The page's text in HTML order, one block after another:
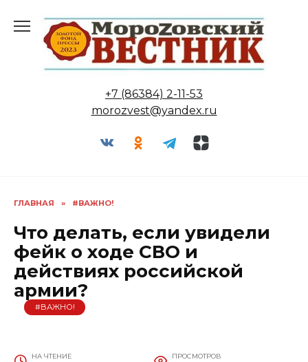
содержанию
+7 (86384) 2-11-53
morozvest@yandex.ru
ГЛАВНАЯ » #ВАЖНО!
Что делать, если увидели
фейк о ходе СВО и
действиях российской
армии?
#ВАЖНО!
НА ЧТЕНИЕ ПРОСМОТРОВ